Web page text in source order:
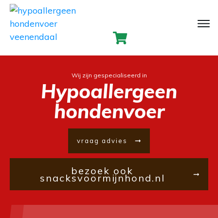
Wij zijn gespecialiseerd in
Hypoallergeen
hondenvoer
vraag advies
bezoek ook
snacksvoormijnhond.nl